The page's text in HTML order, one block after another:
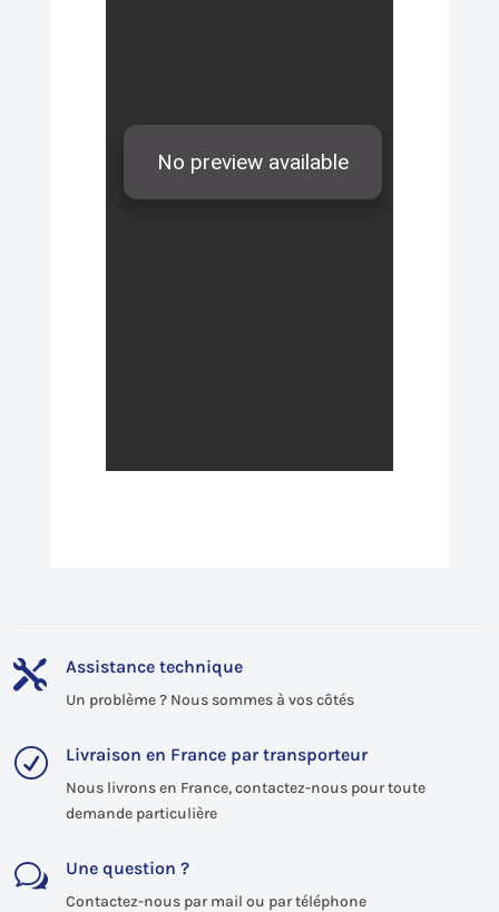
 Assistance technique
Un problème ? Nous sommes à vos côtés
R Livraison en France par transporteur
Nous livrons en France, contactez-nous pour toute
demande particulière
w Une question ?
Contactez-nous par mail ou par téléphone